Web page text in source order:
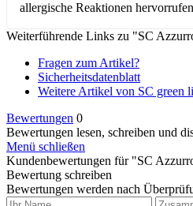
allergische Reaktionen
Weiterführende Links zu "SC
Fragen zum Artikel?
Sicherheitsdatenblatt
Weitere Artikel von SC green
Bewertungen 0
Bewertungen lesen, schreiben und
Menü schließen
Kundenbewertungen für "SC
Bewertung schreiben
Bewertungen werden nach